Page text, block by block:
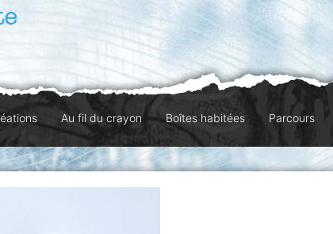
Au fil du crayon Boîtes habitées Parcours